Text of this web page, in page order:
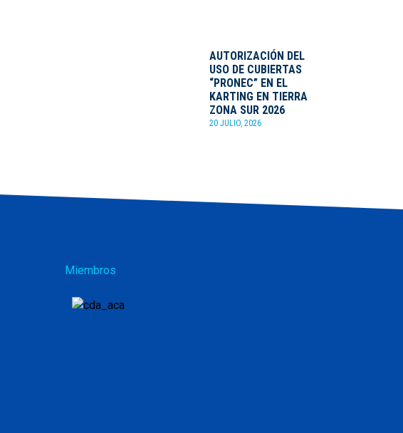
AUTORIZACIÓN DEL
USO DE CUBIERTAS
“PRONEC” EN EL
KARTING EN TIERRA
ZONA SUR 2026
20 JULIO, 2026
Miembros